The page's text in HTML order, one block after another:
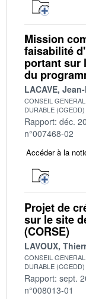
Mission
faisabilité
portant sur
du
LACAVE,
CONSEIL
DURABLE (CGEDD)
Rapport: déc.
n°007468-02
Accéder à la
Projet de
sur le site
(CORSE)
LAVOUX,
CONSEIL
DURABLE (CGEDD)
Rapport: sept.
n°008013-01